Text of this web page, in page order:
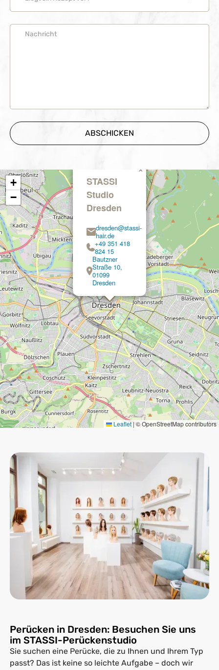
STASSI
Studio
Dresden
dresden@stassi-
hair.de
+49 351 418
824 15
Bautzner
Straße 10,
01099
Dresden
×
+
−
Leaflet|© OpenStreetMap contributors
Perücken in Dresden: Besuchen Sie uns
im STASSI-Perückenstudio
Sie suchen eine Perücke, die zu Ihnen und Ihrem Typ
passt? Das ist keine so leichte Aufgabe – doch wir